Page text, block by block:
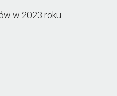
w 2023 roku